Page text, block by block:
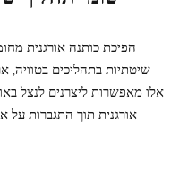
הפיכת כותנה אורגנית
שיטתיות בתהליכים בטוויה,
אלו מאפשרות ליצרנים לנצל
אורגנית תוך התגברות על